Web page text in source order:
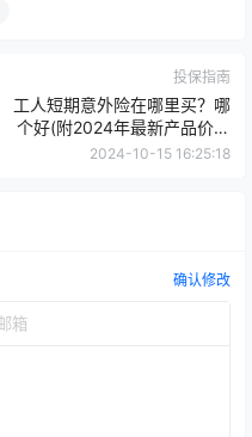
投保指南
工人短期意外险在哪里买？哪
个好(附2024年最新产品价格
表)
2024-10-15 16:25:18
确认修改